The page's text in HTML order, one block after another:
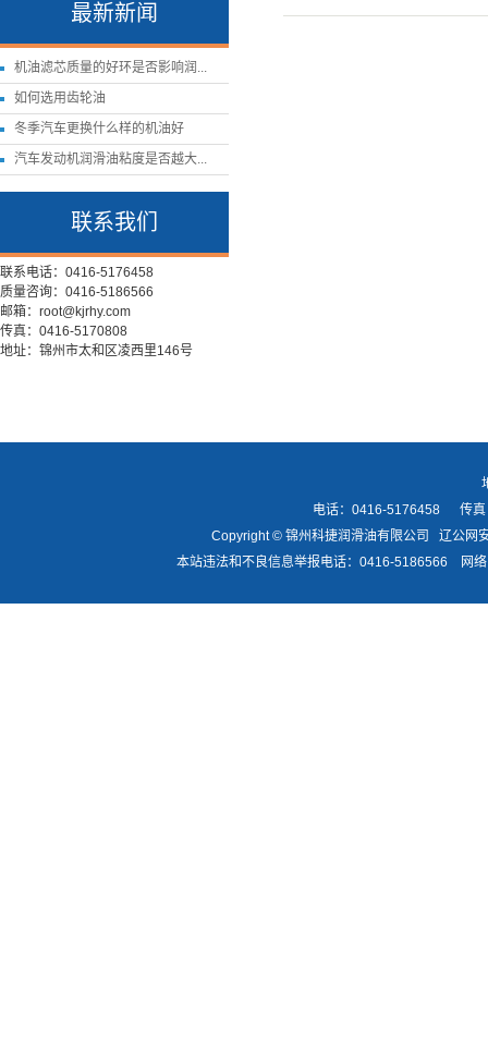
最新新闻
机油滤芯质量的好环是否影响润...
如何选用齿轮油
冬季汽车更换什么样的机油好
汽车发动机润滑油粘度是否越大...
联系我们
联系电话：0416-5176458
质量咨询：0416-5186566
邮箱：root@kjrhy.com
传真：0416-5170808
地址：锦州市太和区凌西里146号
电话：0416-5176458 传
Copyright © 锦州科捷润滑油有限公司 辽公网
本站违法和不良信息举报电话：0416-5186566 网